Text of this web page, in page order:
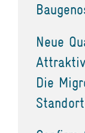
Neue
Die